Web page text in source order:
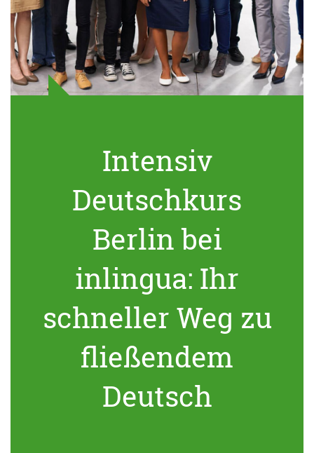
Intensiv
Deutschkurs
Berlin bei
inlingua: Ihr
schneller Weg zu
fließendem
Deutsch